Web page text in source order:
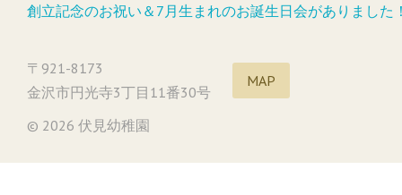
創立記念のお祝い＆7月生まれのお誕生日会がありました
〒921-8173
金沢市円光寺3丁目11番30号
MAP
© 2026 伏見幼稚園